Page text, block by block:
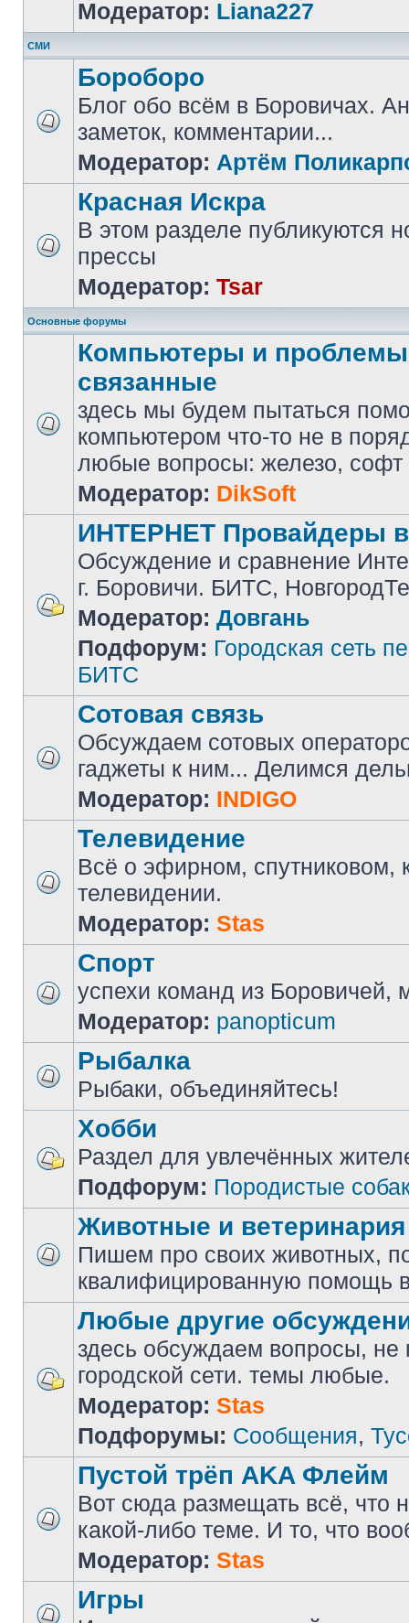
Модератор: Liana227
СМИ
Бороборо
Блог обо всём в Боровичах.
заметок, комментарии...
Модератор: Артём
Красная Искра
В этом разделе публикуются
прессы
Модератор: Tsar
Основные форумы
Компьютеры и
связанные
здесь мы будем пытаться
компьютером что-то не в
любые вопросы: железо, софт
Модератор: DikSoft
ИНТЕРНЕТ Провайдеры
Обсуждение и сравнение
г. Боровичи. БИТС,
Модератор: Довгань
Подфорум: Городская сеть
БИТС
Сотовая связь
Обсуждаем сотовых
гаджеты к ним... Делимся
Модератор: INDIGO
Телевидение
Всё о эфирном, спутниковом,
телевидении.
Модератор: Stas
Спорт
успехи команд из Боровичей,
Модератор: panopticum
Рыбалка
Рыбаки, объединяйтесь!
Хобби
Раздел для увлечённых
Подфорум: Породистые
Животные и ветеринария
Пишем про своих животных,
квалифицированную помощь
Любые другие
здесь обсуждаем вопросы,
городской сети. темы любые.
Модератор: Stas
Подфорумы: Сообщения,
Пустой трёп AKA Флейм
Вот сюда размещать всё, что
какой-либо теме. И то, что
Модератор: Stas
Игры